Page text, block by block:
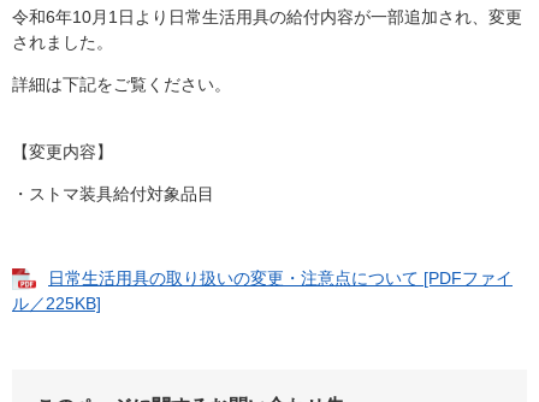
令和6年10月1日より日常生活用具の給付内容が一部追加され、変更
されました。
詳細は下記をご覧ください。
【変更内容】
・ストマ装具給付対象品目
日常生活用具の取り扱いの変更・注意点について [PDFファイ
ル／225KB]